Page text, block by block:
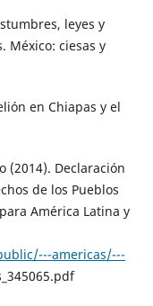
leyes y
México: ciesas y
en Chiapas y el
(2014). Declaración
de los Pueblos
América Latina y
americas/---